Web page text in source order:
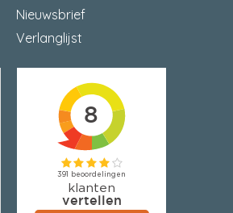
Nieuwsbrief
Verlanglijst